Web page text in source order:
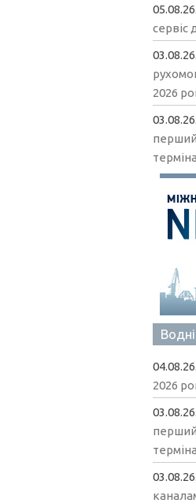
сервіс
03.08.26.
2026
04.08.26.
2026
03.08.26.